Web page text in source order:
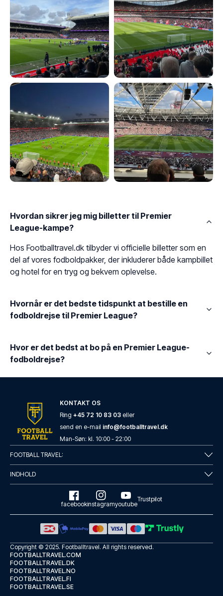
Hvordan sikrer jeg mig billetter til Premier
League-kampe?
Hos Footballtravel.dk tilbyder vi officielle billetter som en
del af vores fodboldpakker, der inkluderer både kampbillet
og hotel for en tryg og bekvem oplevelse.
Hvornår er det bedste tidspunkt at bestille en
fodboldrejse til Premier League?
Hvor er det bedst at bo på en Premier League-
fodboldrejse?
KONTAKT OS
Ring +45 72 10 83 03 eller
send en e-mail info@footballtravel.dk
Man-Søn: kl. 10:00 - 22:00
FOOTBALL TRAVEL:
INDHOLD
facebookinstagramyoutube
Trustpilot
Copyright © 2025. Footballtravel. All rights reserved.
FOOTBALLTRAVEL.COM
FOOTBALLTRAVEL.DK
FOOTBALLTRAVEL.NO
FOOTBALLTRAVEL.FI
FOOTBALLTRAVEL.SE